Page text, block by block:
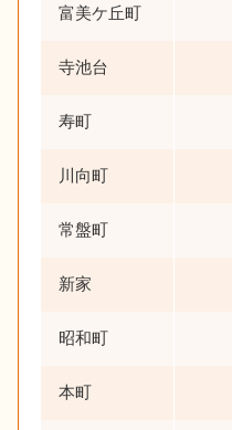
富美ケ丘町
寺池台
寿町
川向町
常盤町
新家
昭和町
本町